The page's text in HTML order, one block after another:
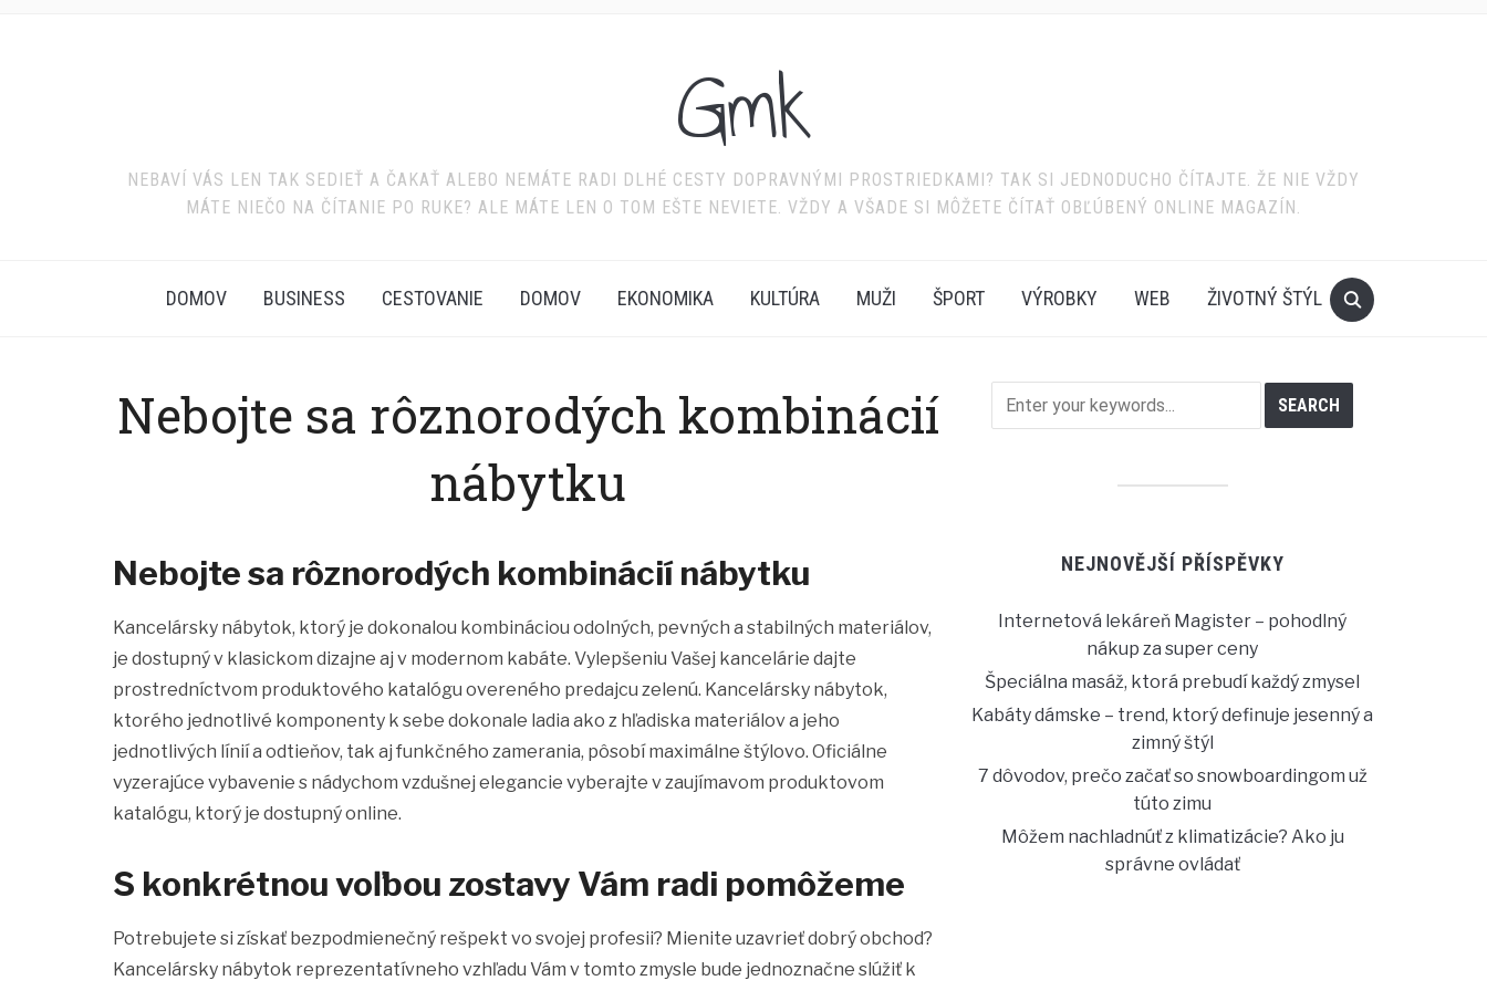
Gmk
NEBAVÍ VÁS LEN TAK SEDIEŤ A ČAKAŤ ALEBO NEMÁTE RADI DLHÉ CESTY DOPRAVNÝMI PROSTRIEDKAMI? TAK SI JEDNODUCHO ČÍTAJTE. ŽE NIE VŽDY
MÁTE NIEČO NA ČÍTANIE PO RUKE? ALE MÁTE LEN O TOM EŠTE NEVIETE. VŽDY A VŠADE SI MÔŽETE ČÍTAŤ OBĽÚBENÝ ONLINE MAGAZÍN.
DOMOV BUSINESS CESTOVANIE DOMOV EKONOMIKA KULTÚRA MUŽI ŠPORT VÝROBKY WEB ŽIVOTNÝ ŠTÝL
Nebojte sa rôznorodých kombinácií
nábytku
Nebojte sa rôznorodých kombinácií nábytku
Kancelársky nábytok, ktorý je dokonalou kombináciou odolných, pevných a stabilných materiálov,
je dostupný v klasickom dizajne aj v modernom kabáte. Vylepšeniu Vašej kancelárie dajte
prostredníctvom produktového katalógu overeného predajcu zelenú. Kancelársky nábytok,
ktorého jednotlivé komponenty k sebe dokonale ladia ako z hľadiska materiálov a jeho
jednotlivých línií a odtieňov, tak aj funkčného zamerania, pôsobí maximálne štýlovo. Oficiálne
vyzerajúce vybavenie s nádychom vzdušnej elegancie vyberajte v zaujímavom produktovom
katalógu, ktorý je dostupný online.
S konkrétnou voľbou zostavy Vám radi pomôžeme
Potrebujete si získať bezpodmienečný rešpekt vo svojej profesii? Mienite uzavrieť dobrý obchod?
Kancelársky nábytok reprezentatívneho vzhľadu Vám v tomto zmysle bude jednoznačne slúžiť k
NEJNOVĚJŠÍ PŘÍSPĚVKY
Internetová lekáreň Magister – pohodlný
nákup za super ceny
Špeciálna masáž, ktorá prebudí každý zmysel
Kabáty dámske – trend, ktorý definuje jesenný a
zimný štýl
7 dôvodov, prečo začať so snowboardingom už
túto zimu
Môžem nachladnúť z klimatizácie? Ako ju
správne ovládať